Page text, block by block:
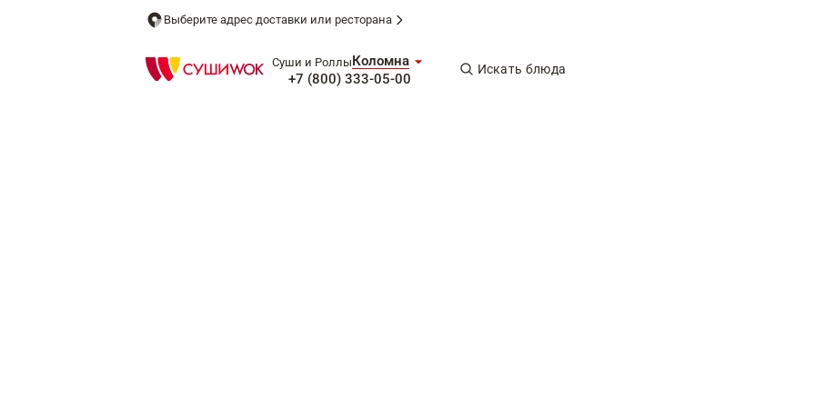
Выберите адрес доставки или ресторана
Суши и РоллыКоломна
+7 (800) 333-05-00
Искать блюда